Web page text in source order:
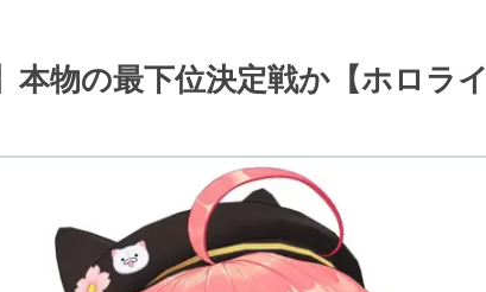
本物の最下位決定戦か【ホロライ